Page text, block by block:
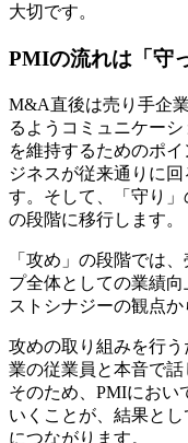
大切です。
PMIの流れは「守
M&A直後は売り手企
るようコミュニケー
を維持するためのポ
ジネスが従来通りに
す。そして、「守り」
の段階に移行します。
「攻め」の段階では
プ全体としての業績
ストシナジーの観点か
攻めの取り組みを行
業の従業員と本音で話
そのため、PMIにおい
いくことが、結果と
につながります。